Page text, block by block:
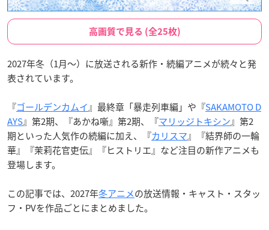
高画質で見る (全25枚)
2027年冬（1月～）に放送される新作・続編アニメが続々と発
表されています。
『ゴールデンカムイ』最終章「暴走列車編」や『SAKAMOTO D
AYS』第2期、『あかね噺』第2期、『マリッジトキシン』第2
期といった人気作の続編に加え、『カリスマ』『結界師の一輪
華』『茉莉花官吏伝』『ヒストリエ』など注目の新作アニメも
登場します。
この記事では、2027年冬アニメの放送情報・キャスト・スタッ
フ・PVを作品ごとにまとめました。